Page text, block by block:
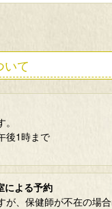
いて
後1時まで
による予約
、保健師が不在の場